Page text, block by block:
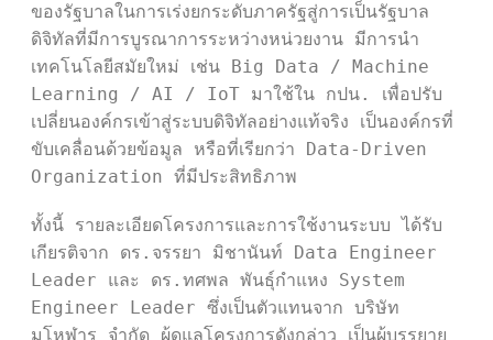
ของรัฐบาลในการเร่งยกระดับภาครัฐสู่การเป็นรัฐบาล
ดิจิทัลที่มีการบูรณาการระหว่างหน่วยงาน มีการนำ
เทคโนโลยีสมัยใหม่ เช่น Big Data / Machine
Learning / AI / IoT มาใช้ใน กปน. เพื่อปรับ
เปลี่ยนองค์กรเข้าสู่ระบบดิจิทัลอย่างแท้จริง เป็นองค์กรที่
ขับเคลื่อนด้วยข้อมูล หรือที่เรียกว่า Data-Driven
Organization ที่มีประสิทธิภาพ
ทั้งนี้ รายละเอียดโครงการและการใช้งานระบบ ได้รับ
เกียรติจาก ดร.จรรยา มิชานันท์ Data Engineer
Leader และ ดร.ทศพล พันธุ์กำแหง System
Engineer Leader ซึ่งเป็นตัวแทนจาก บริษัท
มโหฬาร จำกัด ผู้ดูแลโครงการดังกล่าว เป็นผู้บรรยาย